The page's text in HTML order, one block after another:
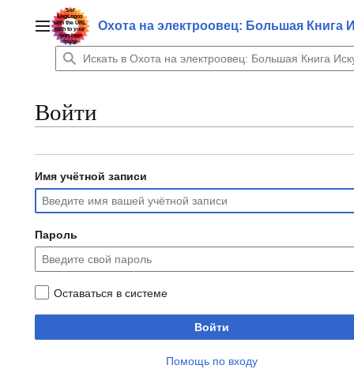
содержаниюГлавное менюОхота на электроовец: Большая Книга
Войти
Имя учётной записи
Пароль
Оставаться в системе
Войти
Помощь по входу